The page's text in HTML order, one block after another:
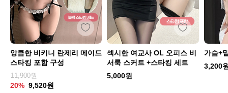
앙큼한 비키니 란제리 메이드
스타킹 포함 구성
11,900원
20% 9,520원
섹시한 여교사 OL 오피스 비
서룩 스커트 +스타킹 세트
5,000원
가슴+
3,200